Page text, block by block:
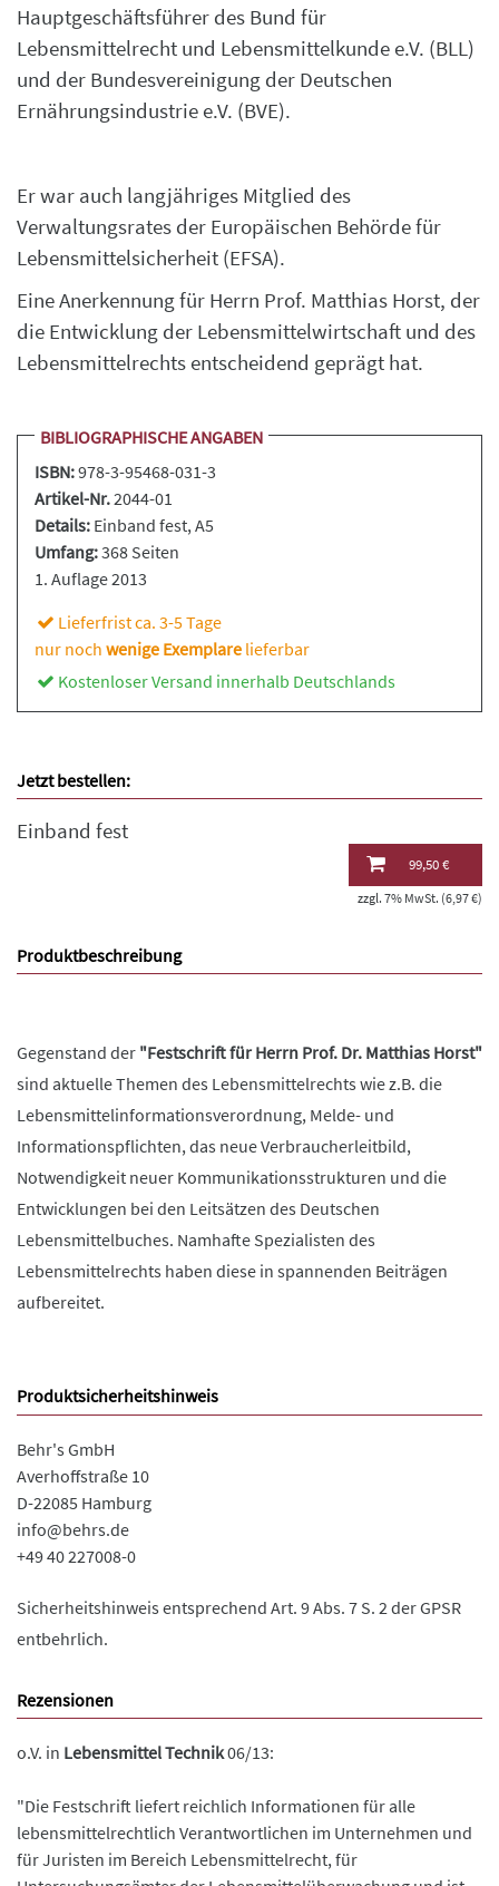
Hauptgeschäftsführer des Bund für
Lebensmittelrecht und Lebensmittelkunde e.V. (BLL)
und der Bundesvereinigung der Deutschen
Ernährungsindustrie e.V. (BVE).
Er war auch langjähriges Mitglied des
Verwaltungsrates der Europäischen Behörde für
Lebensmittelsicherheit (EFSA).
Eine Anerkennung für Herrn Prof. Matthias Horst, der
die Entwicklung der Lebensmittelwirtschaft und des
Lebensmittelrechts entscheidend geprägt hat.
BIBLIOGRAPHISCHE ANGABEN
ISBN:978-3-95468-031-3
Artikel-Nr.2044-01
Details: Einband fest, A5
Umfang:368 Seiten
1. Auflage 2013
Lieferfrist ca. 3-5 Tage
nur noch wenige Exemplare lieferbar
Kostenloser Versand innerhalb Deutschlands
Jetzt bestellen:
Einband fest
99,50 €
zzgl. 7% MwSt. (6,97 €)
Produktbeschreibung
Gegenstand der "Festschrift für Herrn Prof. Dr. Matthias Horst"
sind aktuelle Themen des Lebensmittelrechts wie z.B. die
Lebensmittelinformationsverordnung, Melde- und
Informationspflichten, das neue Verbraucherleitbild,
Notwendigkeit neuer Kommunikationsstrukturen und die
Entwicklungen bei den Leitsätzen des Deutschen
Lebensmittelbuches. Namhafte Spezialisten des
Lebensmittelrechts haben diese in spannenden Beiträgen
aufbereitet.
Produktsicherheitshinweis
Behr's GmbH
Averhoffstraße 10
D-22085 Hamburg
info@behrs.de
+49 40 227008-0
Sicherheitshinweis entsprechend Art. 9 Abs. 7 S. 2 der GPSR
entbehrlich.
Rezensionen
o.V. in Lebensmittel Technik06/13:
"Die Festschrift liefert reichlich Informationen für alle
lebensmittelrechtlich Verantwortlichen im Unternehmen und
für Juristen im Bereich Lebensmittelrecht, für